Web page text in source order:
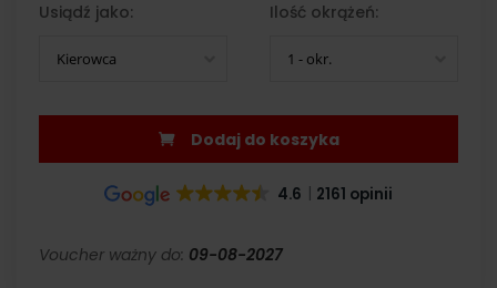
Usiądź jako:
Kierowca
Ilość okrążeń:
1 - okr.
Dodaj do koszyka
4.6 2161 opinii
Voucher ważny do: 09-08-2027